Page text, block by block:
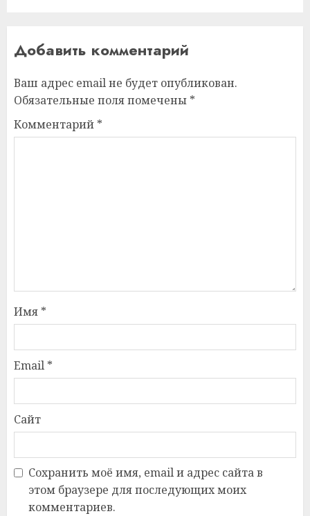
Добавить комментарий
Ваш адрес email не будет опубликован.
Обязательные поля помечены *
Комментарий *
Имя *
Email *
Сайт
Сохранить моё имя, email и адрес сайта в
этом браузере для последующих моих
комментариев.